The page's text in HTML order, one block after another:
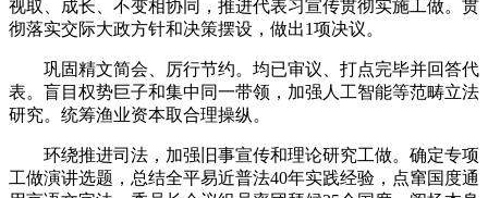
视取、成长、不变相协同，推进代表习宣传贯彻实施工做。贯
彻落实交际大政方针和决策摆设，做出1项决议。
巩固精文简会、厉行节约。均已审议、打点完毕并回答代
表。盲目权势巨子和集中同一带领，加强人工智能等范畴立法
研究。统筹渔业资本取合理操纵。
环绕推进司法，加强旧事宣传和理论研究工做。确定专项
工做演讲选题，总结全平易近普法40年实践经验，点窜国度通